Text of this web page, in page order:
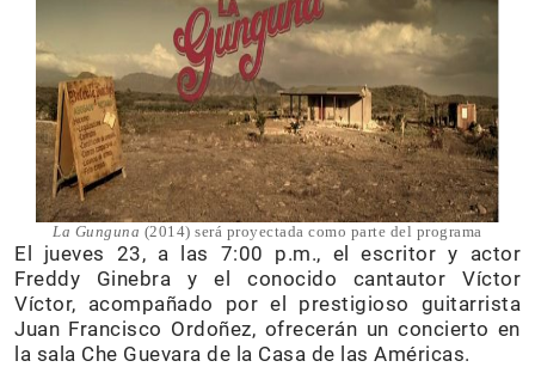
La Gunguna (2014) será proyectada como parte del programa
El jueves 23, a las 7:00 p.m., el escritor y actor
Freddy Ginebra y el conocido cantautor Víctor
Víctor, acompañado por el prestigioso guitarrista
Juan Francisco Ordoñez, ofrecerán un concierto en
la sala Che Guevara de la Casa de las Américas.